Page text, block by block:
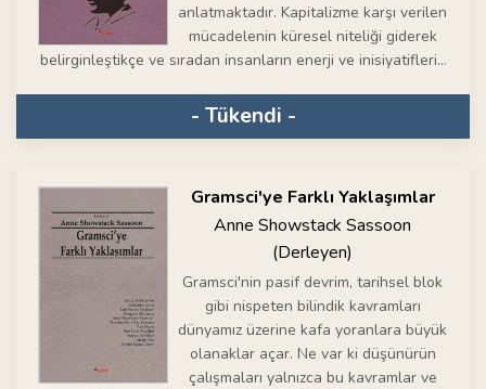
anlatmaktadır. Kapitalizme karşı verilen
mücadelenin küresel niteliği giderek
belirginleştikçe ve sıradan insanların enerji ve inisiyatifleri...
- Tükendi -
Gramsci'ye Farklı Yaklaşımlar
Anne Showstack Sassoon
(Derleyen)
Gramsci'nin pasif devrim, tarihsel blok
gibi nispeten bilindik kavramları
dünyamız üzerine kafa yoranlara büyük
olanaklar açar. Ne var ki düşünürün
çalışmaları yalnızca bu kavramlar ve